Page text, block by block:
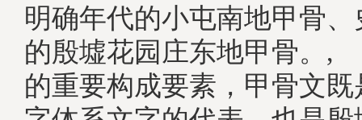
明确年代的小屯南地甲骨
的殷墟花园庄东地甲骨
的重要构成要素，甲骨文